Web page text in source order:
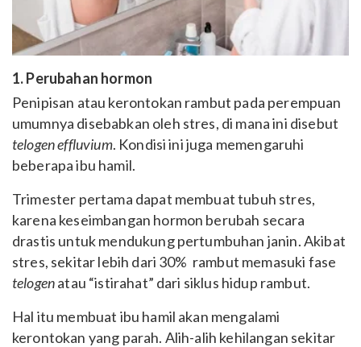
1. Perubahan hormon
Penipisan atau kerontokan rambut pada perempuan
umumnya disebabkan oleh stres, di mana ini disebut
telogen effluvium. Kondisi ini juga memengaruhi
beberapa ibu hamil.
Trimester pertama dapat membuat tubuh stres,
karena keseimbangan hormon berubah secara
drastis untuk mendukung pertumbuhan janin. Akibat
stres, sekitar lebih dari 30% rambut memasuki fase
telogenatau “istirahat” dari siklus hidup rambut.
Hal itu membuat ibu hamil akan mengalami
kerontokan yang parah. Alih-alih kehilangan sekitar